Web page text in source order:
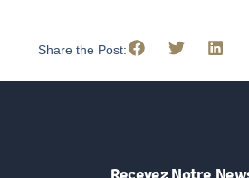
Share the Post: